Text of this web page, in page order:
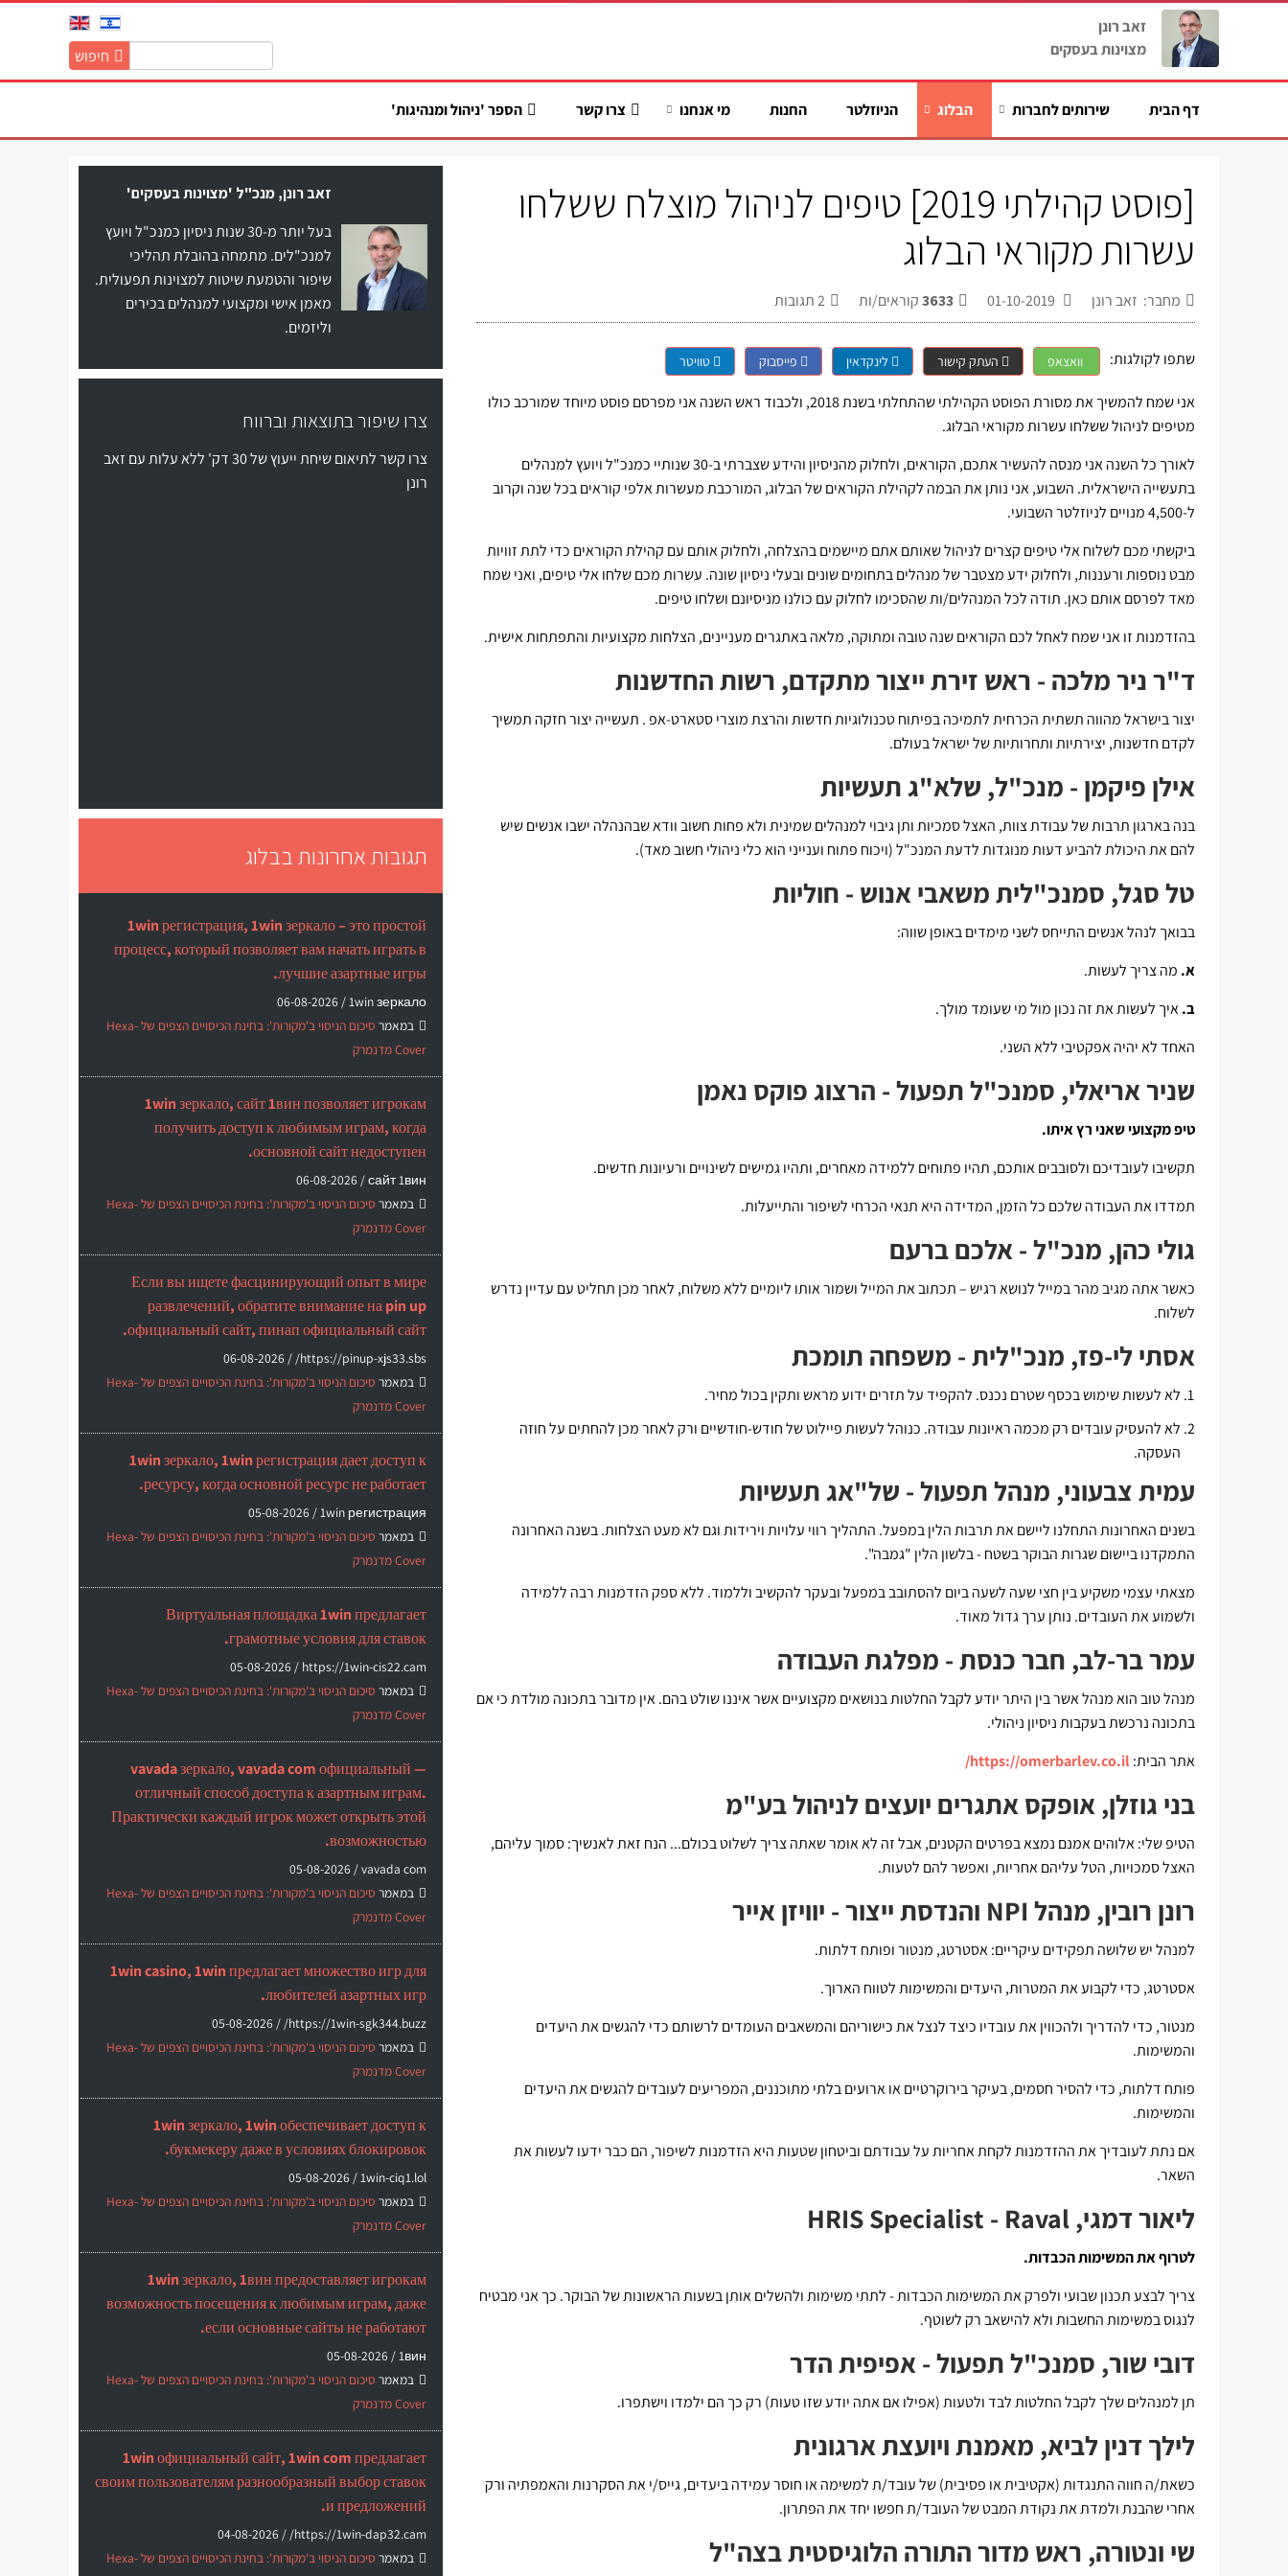
באתר:
חיפוש
זאב רונן
מצוינות בעסקים
דף הבית שירותים לחברות הבלוג הניוזלטר החנות מי אנחנו צרו קשר הספר 'ניהול ומנהיגות'
[פוסט קהילתי 2019] טיפים לניהול מוצלח ששלחו
עשרות מקוראי הבלוג
מחבר: זאב רונן 3633קוראים/ות 2תגובות
שתפו לקולגות: וואצאפ העתק קישור לינקדאין פייסבוק טוויטר
אני שמח להמשיך את מסורת הפוסט הקהילתי שהתחלתי בשנת 2018, ולכבוד ראש השנה אני מפרסם פוסט מיוחד שמורכב כולו
מטיפים לניהול ששלחו עשרות מקוראי הבלוג.
לאורך כל השנה אני מנסה להעשיר אתכם, הקוראים, ולחלוק מהניסיון והידע שצברתי ב-30 שנותיי כמנכ"ל ויועץ למנהלים
בתעשייה הישראלית. השבוע, אני נותן את הבמה לקהילת הקוראים של הבלוג, המורכבת מעשרות אלפי קוראים בכל שנה וקרוב
ל-4,500 מנויים לניוזלטר השבועי.
ביקשתי מכם לשלוח אלי טיפים קצרים לניהול שאותם אתם מיישמים בהצלחה, ולחלוק אותם עם קהילת הקוראים כדי לתת זוויות
מבט נוספות ורעננות, ולחלוק ידע מצטבר של מנהלים בתחומים שונים ובעלי ניסיון שונה. עשרות מכם שלחו אלי טיפים, ואני שמח
מאד לפרסם אותם כאן. תודה לכל המנהלים/ות שהסכימו לחלוק עם כולנו מניסיונם ושלחו טיפים.
בהזדמנות זו אני שמח לאחל לכם הקוראים שנה טובה ומתוקה, מלאה באתגרים מעניינים, הצלחות מקצועיות והתפתחות אישית.
ד"ר ניר מלכה - ראש זירת ייצור מתקדם, רשות החדשנות
יצור בישראל מהווה תשתית הכרחית לתמיכה בפיתוח טכנולוגיות חדשות והרצת מוצרי סטארט-אפ . תעשייה יצור חזקה תמשיך
לקדם חדשנות, יצירתיות ותחרותיות של ישראל בעולם.
אילן פיקמן - מנכ"ל, שלא"ג תעשיות
בנה בארגון תרבות של עבודת צוות, האצל סמכיות ותן גיבוי למנהלים שמינית ולא פחות חשוב וודא שבהנהלה ישבו אנשים שיש
להם את היכולת להביע דעות מנוגדות לדעת המנכ"ל (ויכוח פתוח וענייני הוא כלי ניהולי חשוב מאד).
טל סגל, סמנכ"לית משאבי אנוש - חוליות
בבואך לנהל אנשים התייחס לשני מימדים באופן שווה:
א. מה צריך לעשות.
ב.איך לעשות את זה נכון מול מי שעומד מולך.
האחד לא יהיה אפקטיבי ללא השני.
שניר אריאלי, סמנכ"ל תפעול - הרצוג פוקס נאמן
טיפ מקצועי שאני רץ איתו.
תקשיבו לעובדיכם ולסובבים אותכם, תהיו פתוחים ללמידה מאחרים, ותהיו גמישים לשינויים ורעיונות חדשים.
תמדדו את העבודה שלכם כל הזמן, המדידה היא תנאי הכרחי לשיפור והתייעלות.
גולי כהן, מנכ"ל - אלכם ברעם
כאשר אתה מגיב מהר במייל לנושא רגיש – תכתוב את המייל ושמור אותו ליומיים ללא משלוח, לאחר מכן תחליט עם עדיין נדרש
לשלוח.
אסתי לי-פז, מנכ"לית - משפחה תומכת
לא לעשות שימוש בכסף שטרם נכנס. להקפיד על תזרים ידוע מראש ותקין בכול מחיר.
לא להעסיק עובדים רק מכמה ראיונות עבודה. כנוהל לעשות פיילוט של חודש-חודשיים ורק לאחר מכן להחתים על חוזה
העסקה.
עמית צבעוני, מנהל תפעול - של"אג תעשיות
בשנים האחרונות התחלנו ליישם את תרבות הלין במפעל. התהליך רווי עלויות וירידות וגם לא מעט הצלחות. בשנה האחרונה
התמקדנו ביישום שגרות הבוקר בשטח - בלשון הלין "גמבה".
מצאתי עצמי משקיע בין חצי שעה לשעה ביום להסתובב במפעל ובעקר להקשיב וללמוד. ללא ספק הזדמנות רבה ללמידה
ולשמוע את העובדים. נותן ערך גדול מאוד.
עמר בר-לב, חבר כנסת - מפלגת העבודה
מנהל טוב הוא מנהל אשר בין היתר יודע לקבל החלטות בנושאים מקצועיים אשר איננו שולט בהם. אין מדובר בתכונה מולדת כי אם
בתכונה נרכשת בעקבות ניסיון ניהולי.
אתר הבית:https://omerbarlev.co.il/
בני גוזלן, אופקס אתגרים יועצים לניהול בע"מ
הטיפ שלי: אלוהים אמנם נמצא בפרטים הקטנים, אבל זה לא אומר שאתה צריך לשלוט בכולם... הנח זאת לאנשיך: סמוך עליהם,
האצל סמכויות, הטל עליהם אחריות, ואפשר להם לטעות.
רונן רובין, מנהל NPI והנדסת ייצור - יוויזן אייר
למנהל יש שלושה תפקידים עיקריים: אסטרטג, מנטור ופותח דלתות.
אסטרטג, כדי לקבוע את המטרות, היעדים והמשימות לטווח הארוך.
מנטור, כדי להדריך ולהכווין את עובדיו כיצד לנצל את כישוריהם והמשאבים העומדים לרשותם כדי להגשים את היעדים
והמשימות.
פותח דלתות, כדי להסיר חסמים, בעיקר בירוקרטיים או ארועים בלתי מתוכננים, המפריעים לעובדים להגשים את היעדים
והמשימות.
אם נתת לעובדיך את ההזדמנות לקחת אחריות על עבודתם וביטחון שטעות היא הזדמנות לשיפור, הם כבר ידעו לעשות את
השאר.
ליאור דמגי, HRIS Specialist - Raval
לטרוף את המשימות הכבדות.
צריך לבצע תכנון שבועי ולפרק את המשימות הכבדות - לתתי משימות ולהשלים אותן בשעות הראשונות של הבוקר. כך אני מבטיח
לנגוס במשימות החשבות ולא להישאב רק לשוטף.
דובי שור, סמנכ"ל תפעול - אפיפית הדר
תן למנהלים שלך לקבל החלטות לבד ולטעות (אפילו אם אתה יודע שזו טעות) רק כך הם ילמדו וישתפרו.
לילך דנין לביא, מאמנת ויועצת ארגונית
כשאת/ה חווה התנגדות (אקטיבית או פסיבית) של עובד/ת למשימה או חוסר עמידה ביעדים, גייס/י את הסקרנות והאמפתיה ורק
אחרי שהבנת ולמדת את נקודת המבט של העובד/ת חפשו יחד את הפתרון.
שי ונטורה, ראש מדור התורה הלוגיסטית בצה"ל
זאב רונן, מנכ"ל 'מצוינות בעסקים'
בעל יותר מ-30 שנות ניסיון כמנכ"ל ויועץ
למנכ"לים. מתמחה בהובלת תהליכי
שיפור והטמעת שיטות למצוינות תפעולית.
מאמן אישי ומקצועי למנהלים בכירים
וליזמים.
צרו שיפור בתוצאות וברווח
צרו קשר לתיאום שיחת ייעוץ של 30 דק' ללא עלות עם זאב
רונן
תגובות אחרונות בבלוג
1win регистрация, 1win зеркало – это простой
процесс, который позволяет вам начать играть в
лучшие азартные игры.
1win зеркало /
06-08-2026
במאמר
סיכום הניסוי ב'מקורות': בחינת הכיסויים הצפים של Hexa-
Cover מדנמרק
1win зеркало, сайт 1вин позволяет игрокам
получить доступ к любимым играм, когда
основной сайт недоступен.
сайт 1вин /
06-08-2026
במאמר
סיכום הניסוי ב'מקורות': בחינת הכיסויים הצפים של Hexa-
Cover מדנמרק
Если вы ищете фасцинирующий опыт в мире
развлечений, обратите внимание на pin up
официальный сайт, пинап официальный сайт.
https://pinup-xjs33.sbs/ /
06-08-2026
במאמר
סיכום הניסוי ב'מקורות': בחינת הכיסויים הצפים של Hexa-
Cover מדנמרק
1win зеркало, 1win регистрация дает доступ к
ресурсу, когда основной ресурс не работает.
1win регистрация /
05-08-2026
במאמר
סיכום הניסוי ב'מקורות': בחינת הכיסויים הצפים של Hexa-
Cover מדנמרק
Виртуальная площадка 1win предлагает
грамотные условия для ставок.
https://1win-cis22.cam /
05-08-2026
במאמר
סיכום הניסוי ב'מקורות': בחינת הכיסויים הצפים של Hexa-
Cover מדנמרק
vavada зеркало, vavada com официальный —
отличный способ доступа к азартным играм.
Практически каждый игрок может открыть этой
возможностью.
vavada com /
05-08-2026
במאמר
סיכום הניסוי ב'מקורות': בחינת הכיסויים הצפים של Hexa-
Cover מדנמרק
1win casino, 1win предлагает множество игр для
любителей азартных игр.
https://1win-sgk344.buzz/ /
05-08-2026
במאמר
סיכום הניסוי ב'מקורות': בחינת הכיסויים הצפים של Hexa-
Cover מדנמרק
1win зеркало, 1win обеспечивает доступ к
букмекеру даже в условиях блокировок.
1win-ciq1.lol /
05-08-2026
במאמר
סיכום הניסוי ב'מקורות': בחינת הכיסויים הצפים של Hexa-
Cover מדנמרק
1win зеркало, 1вин предоставляет игрокам
возможность посещения к любимым играм, даже
если основные сайты не работают.
1вин /
05-08-2026
במאמר
סיכום הניסוי ב'מקורות': בחינת הכיסויים הצפים של Hexa-
Cover מדנמרק
1win официальный сайт, 1win com предлагает
своим пользователям разнообразный выбор ставок
и предложений.
https://1win-dap32.cam/ /
04-08-2026
במאמר
סיכום הניסוי ב'מקורות': בחינת הכיסויים הצפים של Hexa-